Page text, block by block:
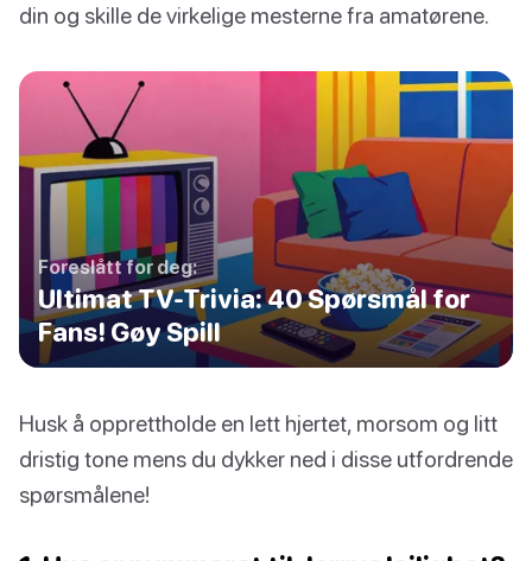
din og skille de virkelige mesterne fra amatørene.
Foreslått for deg:
Ultimat TV-Trivia: 40 Spørsmål for
Fans! Gøy Spill
Husk å opprettholde en lett hjertet, morsom og litt
dristig tone mens du dykker ned i disse utfordrende
spørsmålene!